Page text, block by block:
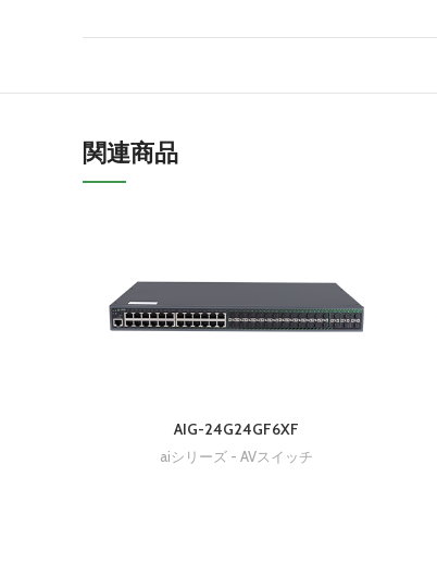
関連商品
AIG-24G24GF6XF
aiシリーズ - AVスイッチ